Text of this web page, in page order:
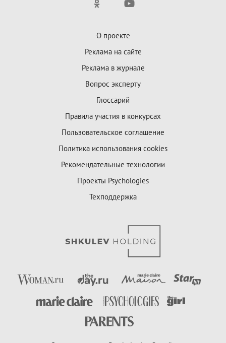
О проекте
Реклама на сайте
Реклама в журнале
Вопрос эксперту
Глоссарий
Правила участия в конкурсах
Пользовательское соглашение
Политика использования cookies
Рекомендательные технологии
Проекты Psychologies
Техподдержка